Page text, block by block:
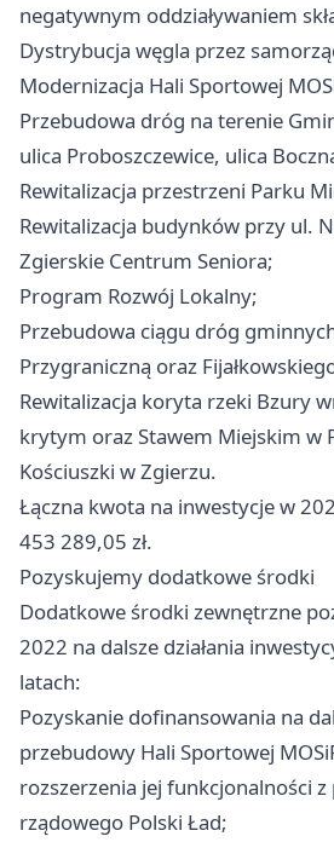
negatywnym oddziaływaniem
Dystrybucja węgla przez
Modernizacja Hali Sportowej
Przebudowa dróg na terenie
ulica Proboszczewice, ulica
Rewitalizacja przestrzeni Parku
Rewitalizacja budynków przy ul.
Zgierskie Centrum Seniora;
Program Rozwój Lokalny;
Przebudowa ciągu dróg
Przygraniczną oraz
Rewitalizacja koryta rzeki Bzury
krytym oraz Stawem Miejskim w
Kościuszki w Zgierzu.
Łączna kwota na inwestycje w
453 289,05 zł.
Pozyskujemy dodatkowe środki
Dodatkowe środki zewnętrzne
2022 na dalsze działania
latach:
Pozyskanie dofinansowania na
przebudowy Hali Sportowej
rozszerzenia jej funkcjonalności
rządowego Polski Ład;